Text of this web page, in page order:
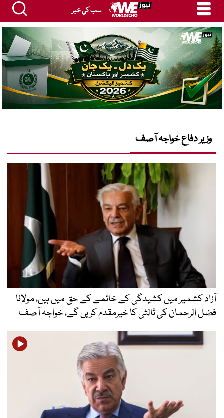
سب کی خبر
وزیر دفاع خواجہ آصف
آزاد کشمیر میں کشیدگی کے خاتمے کے حق میں ہیں، مولانا
فضل الرحمان کی ثالثی کا خیرمقدم کریں گے، خواجہ آصف